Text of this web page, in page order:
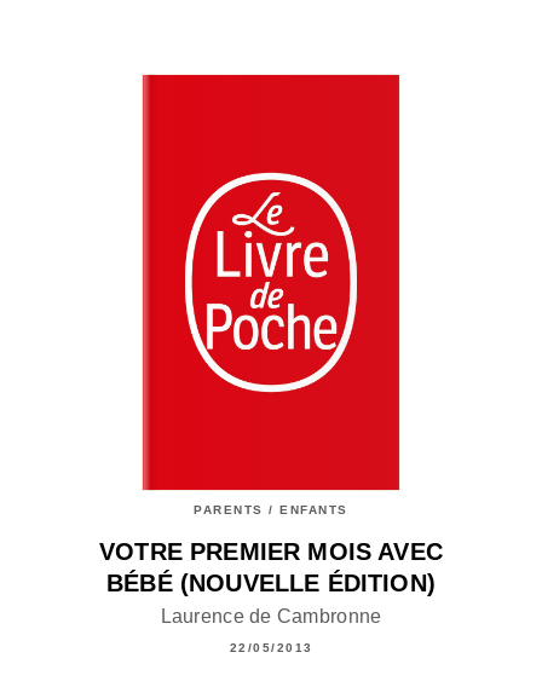
PARENTS / ENFANTS
VOTRE PREMIER MOIS AVEC
BÉBÉ (NOUVELLE ÉDITION)
Laurence de Cambronne
22/05/2013